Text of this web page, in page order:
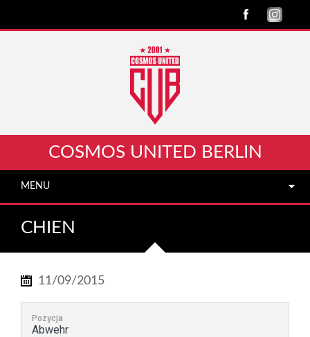
COSMOS UNITED BERLIN
MENU
CHIEN
11/09/2015
Pozycja
Abwehr